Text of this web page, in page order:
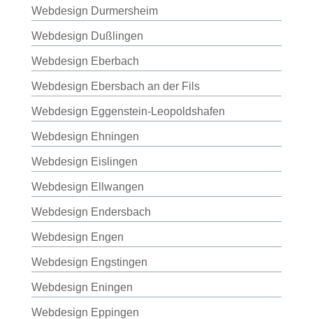
Webdesign Durmersheim
Webdesign Dußlingen
Webdesign Eberbach
Webdesign Ebersbach an der Fils
Webdesign Eggenstein-Leopoldshafen
Webdesign Ehningen
Webdesign Eislingen
Webdesign Ellwangen
Webdesign Endersbach
Webdesign Engen
Webdesign Engstingen
Webdesign Eningen
Webdesign Eppingen